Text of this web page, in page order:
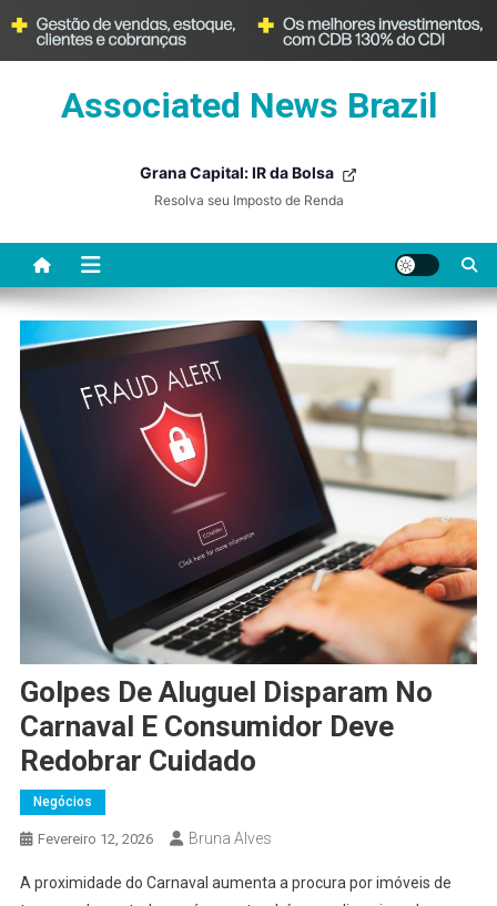
Associated News Brazil
Grana Capital: IR da Bolsa
Resolva seu Imposto de Renda
Golpes De Aluguel Disparam No
Carnaval E Consumidor Deve
Redobrar Cuidado
Negócios
Fevereiro 12, 2026 Bruna Alves
A proximidade do Carnaval aumenta a procura por imóveis de